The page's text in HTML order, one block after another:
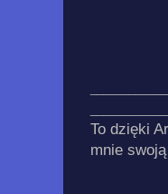
To dzięki
mnie